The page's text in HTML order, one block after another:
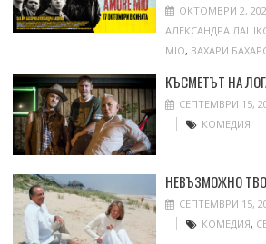
ОКТОМВРИ 2,
АЛЕКСАНДРА
MIO, ЗАХАРИ
КЪСМЕТЪТ НА
СЕПТЕМВРИ 15,
КОМЕДИЯ
НЕВЪЗМОЖНО
СЕПТЕМВРИ 15,
КОМЕДИЯ,